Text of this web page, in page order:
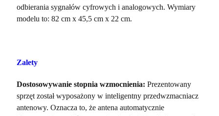
odbierania sygnałów cyfrowych i analogowych. Wymiary
modelu to: 82 cm x 45,5 cm x 22 cm.
Zalety
Dostosowywanie stopnia wzmocnienia: Prezentowany
sprzęt został wyposażony w inteligentny przedwzmacniacz
antenowy. Oznacza to, że antena automatycznie